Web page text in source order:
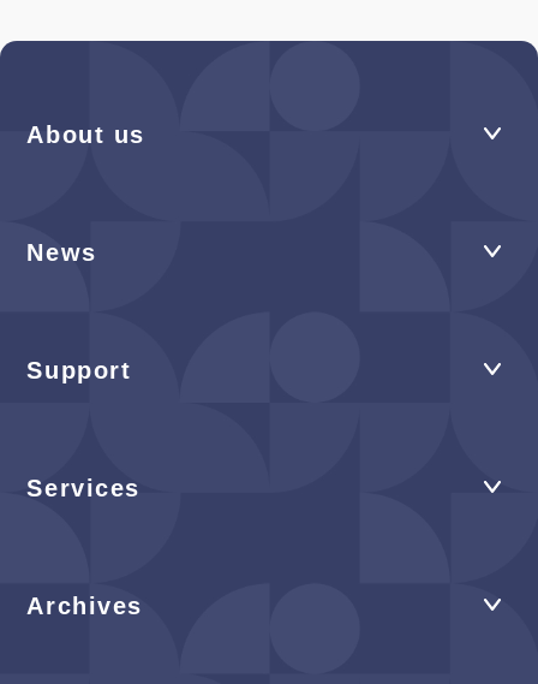
About us
News
Support
Services
Archives